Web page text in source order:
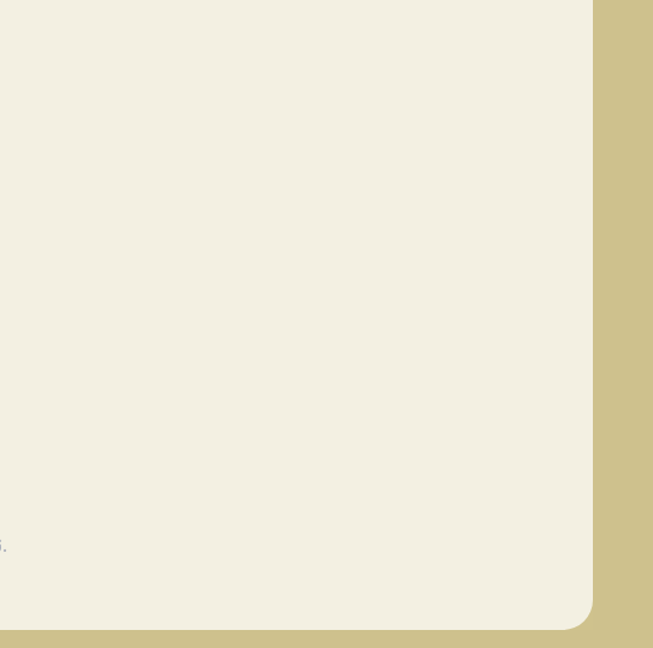
تمامی حقوق برای عصیان محفوظ است.